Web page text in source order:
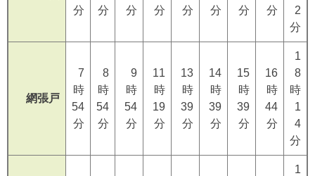
分
分
分
分
分
分
分
分
2
分
網張戸
7
時
54
分
8
時
54
分
9
時
54
分
11
時
19
分
13
時
39
分
14
時
39
分
15
時
39
分
16
時
44
分
1
8
時
1
4
分
1